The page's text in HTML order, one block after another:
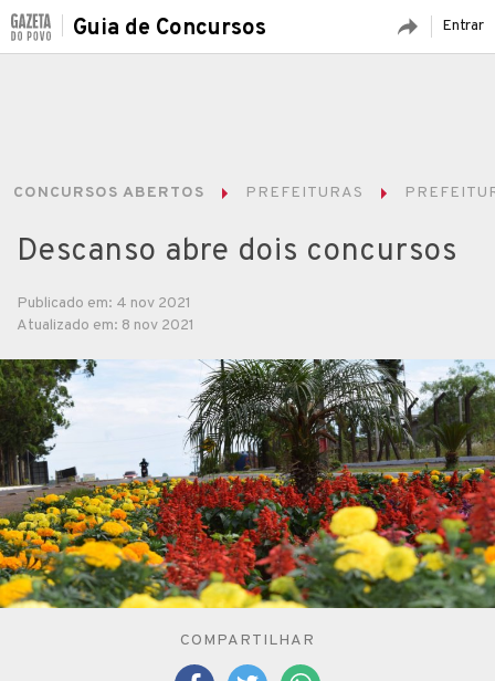
Entrar
Guia de Concursos
CONCURSOS ABERTOS PREFEITURAS
Descanso abre dois concursos
Publicado em: 4 nov 2021
Atualizado em: 8 nov 2021
COMPARTILHAR